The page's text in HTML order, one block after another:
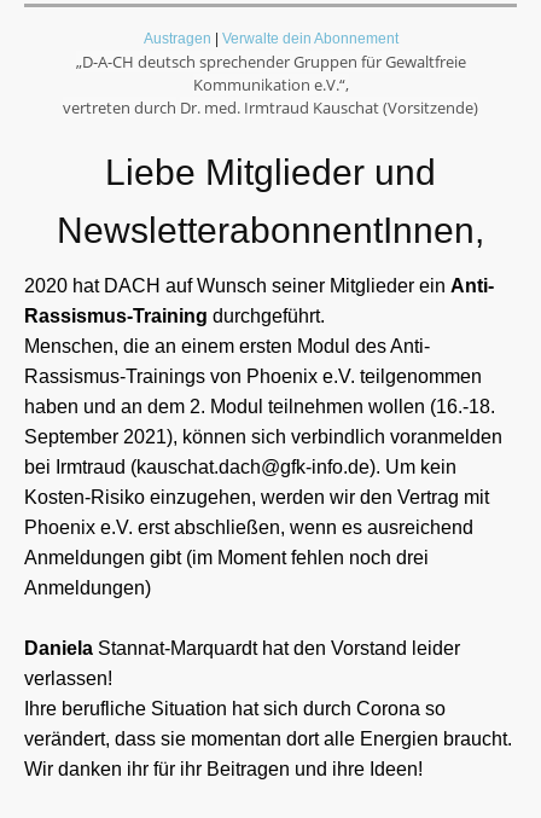
Austragen Verwalte dein Abonnement
„D-A-CH deutsch sprechender Gruppen für Gewaltfreie
Kommunikation e.V.“,
vertreten durch Dr. med. Irmtraud Kauschat (Vorsitzende)
Liebe Mitglieder und
NewsletterabonnentInnen,
2020 hat DACH auf Wunsch seiner Mitglieder ein Anti-
Rassismus-Training durchgeführt.
Menschen, die an einem ersten Modul des Anti-
Rassismus-Trainings von Phoenix e.V. teilgenommen
haben und an dem 2. Modul teilnehmen wollen (16.-18.
September 2021), können sich verbindlich voranmelden
bei Irmtraud (kauschat.dach@gfk-info.de). Um kein
Kosten-Risiko einzugehen, werden wir den Vertrag mit
Phoenix e.V. erst abschließen, wenn es ausreichend
Anmeldungen gibt (im Moment fehlen noch drei
Anmeldungen)
Daniela Stannat-Marquardt hat den Vorstand leider
verlassen!
Ihre berufliche Situation hat sich durch Corona so
verändert, dass sie momentan dort alle Energien braucht.
Wir danken ihr für ihr Beitragen und ihre Ideen!